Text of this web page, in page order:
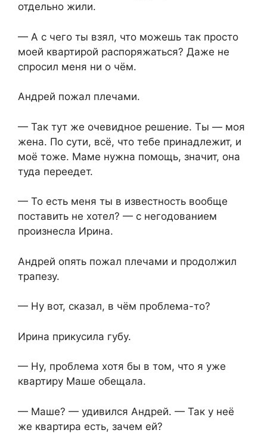
отдельно жили.
— А с чего ты взял, что можешь так просто
моей квартирой распоряжаться? Даже не
спросил меня ни о чём.
Андрей пожал плечами.
— Так тут же очевидное решение. Ты — моя
жена. По сути, всё, что тебе принадлежит, и
моё тоже. Маме нужна помощь, значит, она
туда переедет.
— То есть меня ты в известность вообще
поставить не хотел? — с негодованием
произнесла Ирина.
Андрей опять пожал плечами и продолжил
трапезу.
— Ну вот, сказал, в чём проблема-то?
Ирина прикусила губу.
— Ну, проблема хотя бы в том, что я уже
квартиру Маше обещала.
— Маше? — удивился Андрей. — Так у неё
же квартира есть, зачем ей?